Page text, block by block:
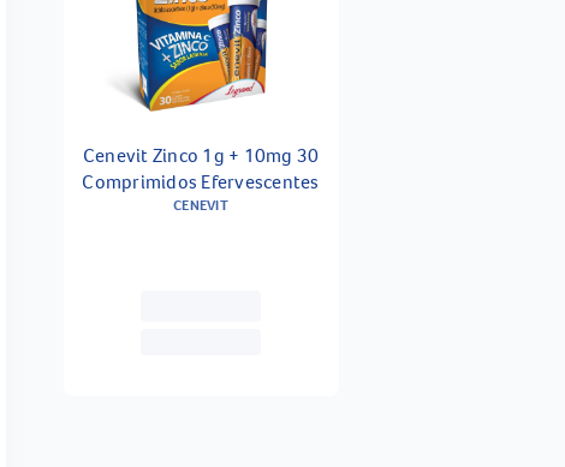
Cenevit Zinco 1g + 10mg 30
Comprimidos Efervescentes
CENEVIT